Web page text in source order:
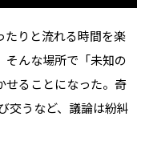
りと流れる時間を楽
そんな場所で「未知の
せることになった。奇
交うなど、議論は紛糾